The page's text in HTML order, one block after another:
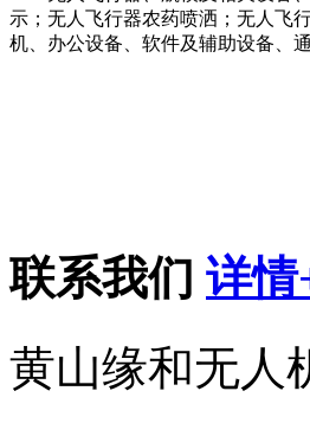
示；无人飞行器农药喷洒；无人飞
机、办公设备、软件及辅助设备、
联系我们 详情
黄山缘和无人